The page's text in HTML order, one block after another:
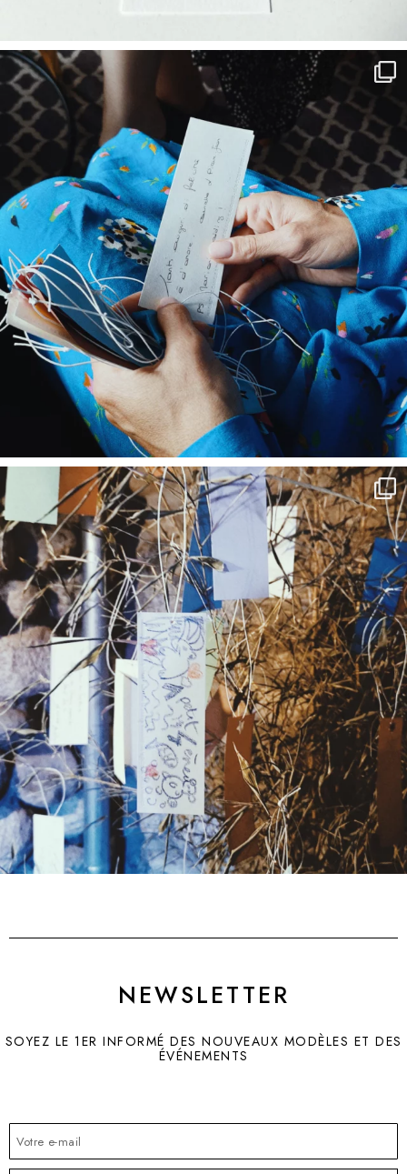
NEWSLETTER
SOYEZ LE 1ER INFORMÉ DES NOUVEAUX MODÈLES ET DES
ÉVÉNEMENTS